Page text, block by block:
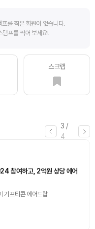
프를 찍은 회원이 없습니다.
탬프를 찍어 보세요!
스크랩
3 /
4
참여하고, 2억원 상당 에어
기프티콘 에어드랍